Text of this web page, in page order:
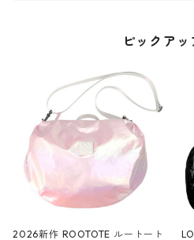
ピックアッ
2026新作 ROOTOTE ルートート